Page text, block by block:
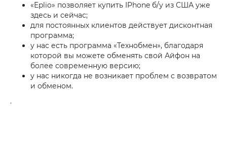
«Eplio» позволяет купить IPhone б/у из США уже
здесь и сейчас;
для постоянных клиентов действует дисконтная
программа;
у нас есть программа «Технобмен», благодаря
которой вы можете обменять свой Айфон на
более современную версию;
у нас никогда не возникает проблем с возвратом
и обменом.
.